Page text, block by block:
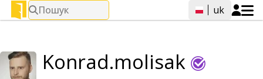
Пошук uk
Konrad.molisak